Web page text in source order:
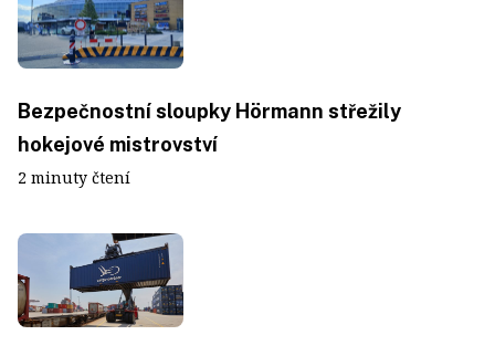
Bezpečnostní sloupky Hörmann střežily
hokejové mistrovství
2 minuty čtení